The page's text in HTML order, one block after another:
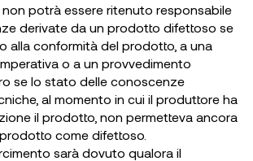
non potrà essere ritenuto responsabile
derivate da un prodotto difettoso se
alla conformità del prodotto, a una
o a un provvedimento
se lo stato delle conoscenze
al momento in cui il produttore ha
il prodotto, non permetteva ancora
come difettoso.
sarà dovuto qualora il